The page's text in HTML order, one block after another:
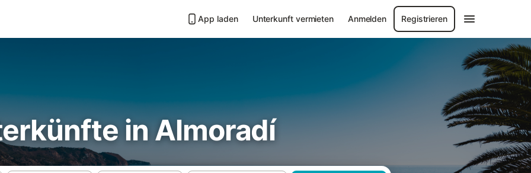
App laden Unterkunft vermieten Anmelden Registrieren
in Almoradí